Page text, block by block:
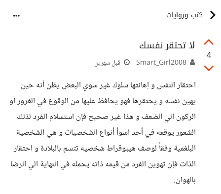
كتب وروايات
4
لا تحتقر نفسك
قبل شهرين
احتقار النفس و إهانتها سلوك غير سوي البعض يظن أنه حين
يهين نفسه و يحتقرها فهو يحافظ عليها من الوقوع في الغرور أو
الركون الي الضعف و هذا غير صحيح فإن استسلام الفرد لذلك
الشعور يوقعه في أحد اسوأ أنواع الشخصيات و هي الشخصية
البلغمية وفقاً لوصف هيبوقراط شخصيه تتسم بالبلادة و احتقار
الذات فإن تهوين الفرد من قيمه ذاته يحمله في النهاية الي الرضا
بالهوان.